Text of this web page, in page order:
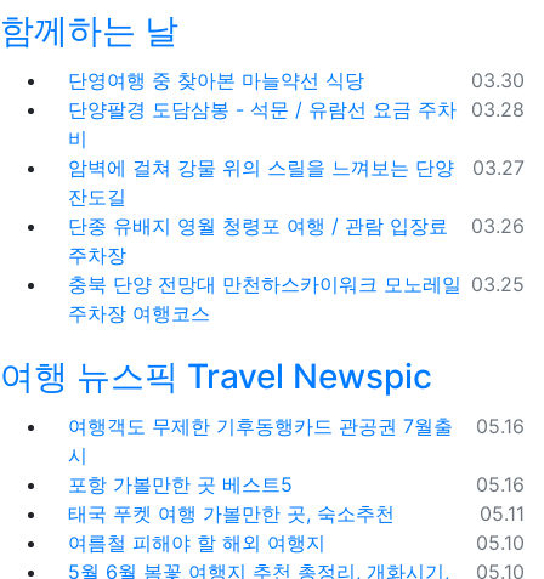
함께하는 날
등록일
03.30
단영여행 중 찾아본 마늘약선 식당
등록일
03.28
단양팔경 도담삼봉 - 석문 / 유람선 요금 주차
비
등록일
03.27
암벽에 걸쳐 강물 위의 스릴을 느껴보는 단양
잔도길
등록일
03.26
단종 유배지 영월 청령포 여행 / 관람 입장료
주차장
등록일
03.25
충북 단양 전망대 만천하스카이워크 모노레일
주차장 여행코스
여행 뉴스픽 Travel Newspic
등록일
05.16
여행객도 무제한 기후동행카드 관공권 7월출
시
등록일
05.16
포항 가볼만한 곳 베스트5
등록일
05.11
태국 푸켓 여행 가볼만한 곳, 숙소추천
등록일
05.10
여름철 피해야 할 해외 여행지
등록일
05.10
5월 6월 봄꽃 여행지 추천 총정리, 개화시기,